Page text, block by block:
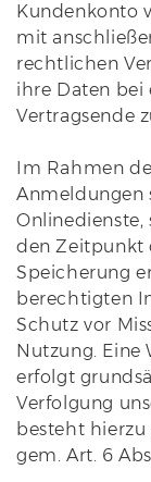
Kundenkonto
mit
rechtlichen
ihre Daten bei
Vertragsende
Im Rahmen
Anmeldungen
Onlinedienste,
den Zeitpunkt
Speicherung
berechtigten
Schutz vor
Nutzung. Eine
erfolgt
Verfolgung
besteht
gem. Art. 6